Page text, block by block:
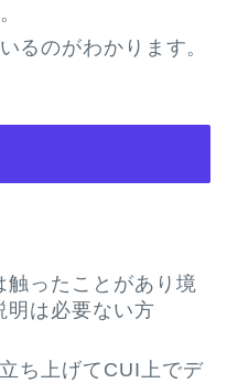
るのがわかります。
触ったことがあり境
明は必要ない方
ち上げてCUI上でデ